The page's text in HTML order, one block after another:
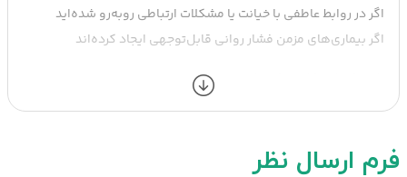
اگر در روابط عاطفی با خیانت یا مشکلات ارتباطی روبه‌رو شده‌اید
اگر بیماری‌های مزمن فشار روانی قابل‌توجهی ایجاد کرده‌اند
افراد متقاضی مشاوره پیش از ازدواج
فرم ارسال نظر